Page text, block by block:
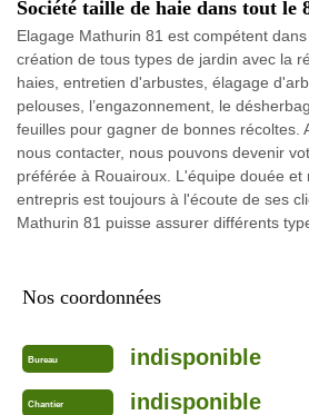
Société taille de haie dans tout le
Elagage Mathurin 81 est compétent
création de tous types de jardin avec la
haies, entretien d'arbustes, élagage
pelouses, l’engazonnement, le
feuilles pour gagner de bonnes récoltes.
nous contacter, nous pouvons devenir
préférée à Rouairoux. L'équipe douée et
entrepris est toujours à l'écoute de ses
Mathurin 81 puisse assurer différents
Nos coordonnées
Bureau indisponible
Chantier indisponible